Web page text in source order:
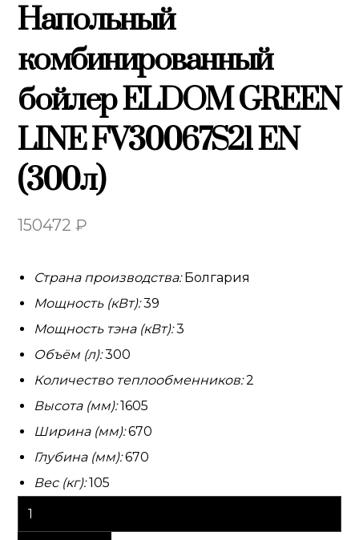
Напольный
комбинированный
бойлер ELDOM GREEN
LINE FV30067S21 EN
(300л)
150472₽
Страна производства:Болгария
Мощность (кВт):39
Мощность тэна (кВт):3
Объём (л):300
Количество теплообменников:2
Высота (мм):1605
Ширина (мм):670
Глубина (мм):670
Вес (кг):105